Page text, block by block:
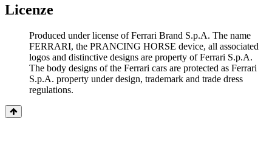
Licenze
Produced under license of Ferrari Brand S.p.A. The name
FERRARI, the PRANCING HORSE device, all associated
logos and distinctive designs are property of Ferrari S.p.A.
The body designs of the Ferrari cars are protected as Ferrari
S.p.A. property under design, trademark and trade dress
regulations.